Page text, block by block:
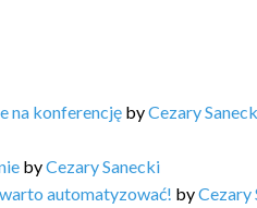
na konferencję byCezary
byCezary Sanecki
automatyzować! byCezary